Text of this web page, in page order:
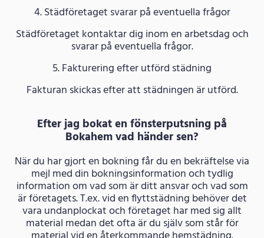
4. Städföretaget svarar på eventuella frågor
Städföretaget kontaktar dig inom en arbetsdag och
svarar på eventuella frågor.
5. Fakturering efter utförd städning
Fakturan skickas efter att städningen är utförd.
Efter jag bokat en fönsterputsning på
Bokahem vad händer sen?
När du har gjort en bokning får du en bekräftelse via
mejl med din bokningsinformation och tydlig
information om vad som är ditt ansvar och vad som
är företagets. T.ex. vid en flyttstädning behöver det
vara undanplockat och företaget har med sig allt
material medan det ofta är du själv som står för